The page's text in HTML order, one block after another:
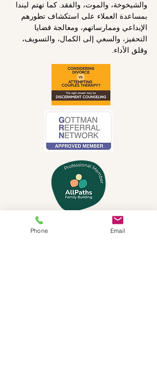
والشيخوخة، والموت، والفقد. كما تهتم ليندا
بمساعدة العملاء على استكشاف تطورهم
الإبداعي وممارساتهم، ومعالجة قضايا
التحفيز، والسعي إلى الكمال، والتسويف،
وقلق الأداء.
Phone Email